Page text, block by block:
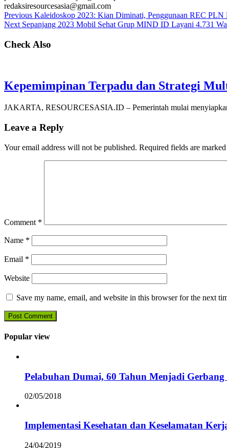
redaksiresourcesasia@gmail.com
Previous Kaleidoskop 2023: Kian Diminati, Penggunaan REC PLN
Next Sepanjang 2023 Mobil Sehat Grup MIND ID Layani 4.731
Check Also
Kepemimpinan Terpadu dan Strategi
JAKARTA, RESOURCESASIA.ID – Pemerintah mulai
Leave a Reply
Your email address will not be published. Required fields are marked
Comment *
Name *
Email *
Website
Save my name, email, and website in this browser for the next
Popular view
Pelabuhan Dumai, 60 Tahun Menjadi
02/05/2018
Implementasi Kesehatan dan Keselamatan
24/04/2019